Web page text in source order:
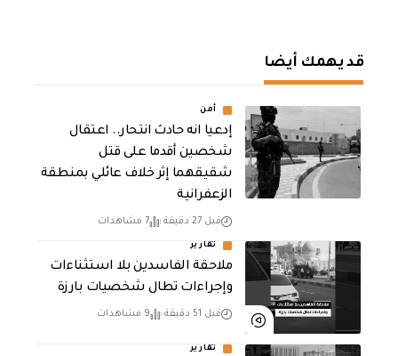
قد يهمك أيضا
أمن
إدعيا انه حادث انتحار.. اعتقال
شخصين أقدما على قتل
شقيقهما إثر خلاف عائلي بمنطقة
الزعفرانية
قبل 27 دقيقة 7 مشاهدات
تقارير
ملاحقة الفاسدين بلا استثناءات
وإجراءات تطال شخصيات بارزة
قبل 51 دقيقة 9 مشاهدات
تقارير